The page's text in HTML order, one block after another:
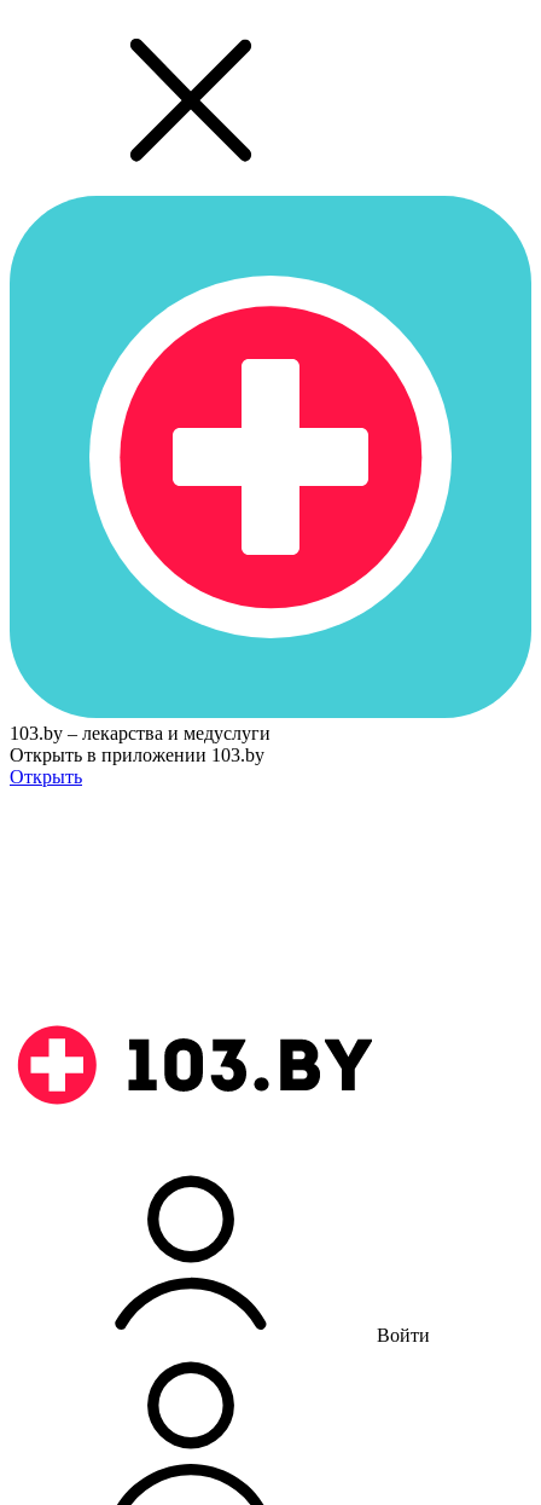
103.by – лекарства и медуслуги
Открыть в приложении 103.by
Открыть
Войти